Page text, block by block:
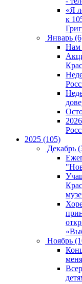
«Я
к
Январь
Нам
2025 (105)
Декабрь
Ноябрь